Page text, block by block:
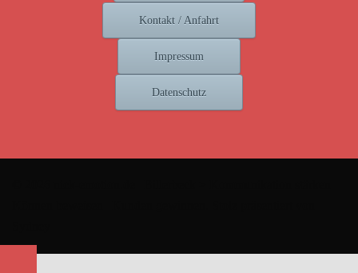
Kontakt / Anfahrt
Impressum
Datenschutz